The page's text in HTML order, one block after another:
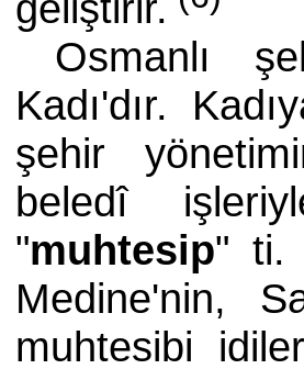
Osmanlı
Kadı'dır.
şehir
beledî
"muhtesip" ti.
Medine'nin,
muhtesibi